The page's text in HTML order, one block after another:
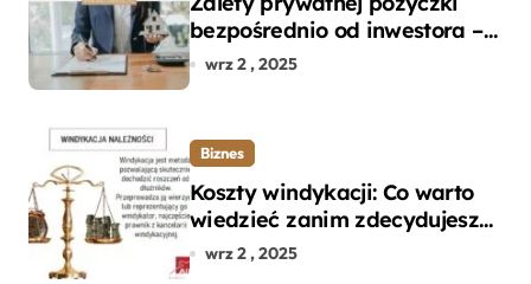
bezpośrednio od inwestora –
dlaczego warto?
wrz 2 , 2025
Biznes
Koszty windykacji: Co warto
wiedzieć zanim zdecydujesz
się na odzyskanie długu?
wrz 2 , 2025